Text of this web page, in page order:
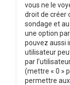
vous ne le
droit de créer
sondage et
une option
pouvez aussi
utilisateur
par
(mettre « 0 »
permettre